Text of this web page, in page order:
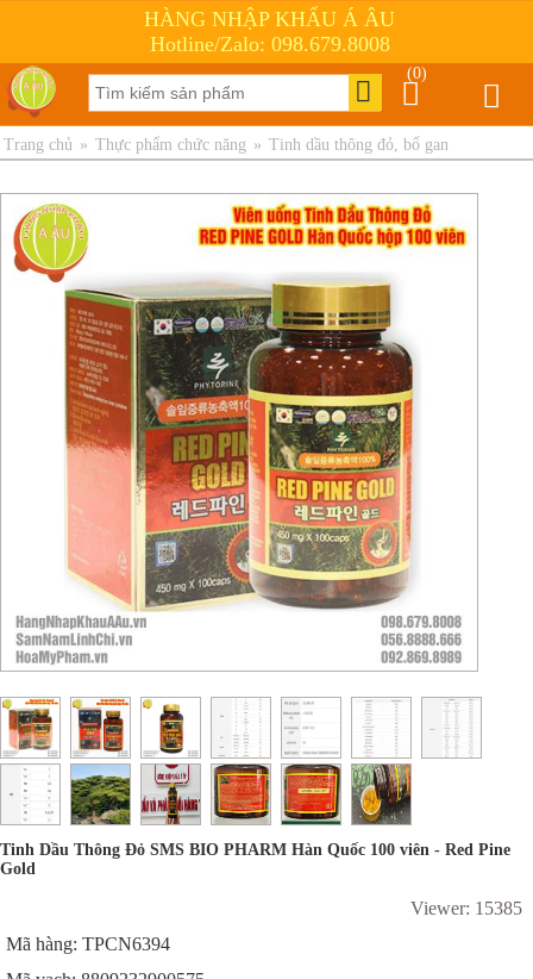
HÀNG NHẬP KHẨU Á ÂU
Hotline/Zalo: 098.679.8008
(0)
Trang chủ » Thực phẩm chức năng » Tinh dầu thông đỏ, bổ gan
Tinh Dầu Thông Đỏ SMS BIO PHARM Hàn Quốc 100 viên - Red Pine
Gold
Viewer: 15385
Mã hàng: TPCN6394